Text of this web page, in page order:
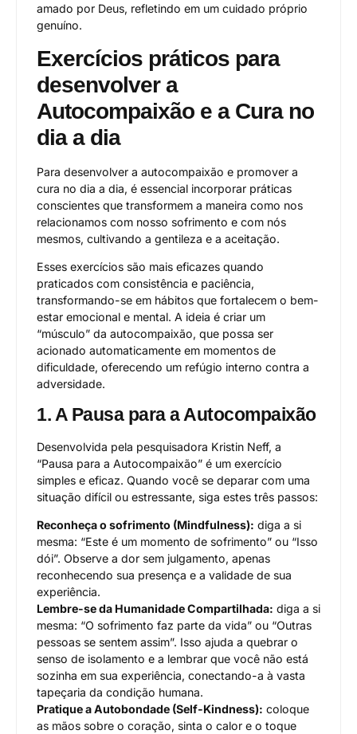
amado por Deus, refletindo em um cuidado próprio
genuíno.
Exercícios práticos para
desenvolver a
Autocompaixão e a Cura no
dia a dia
Para desenvolver a autocompaixão e promover a
cura no dia a dia, é essencial incorporar práticas
conscientes que transformem a maneira como nos
relacionamos com nosso sofrimento e com nós
mesmos, cultivando a gentileza e a aceitação.
Esses exercícios são mais eficazes quando
praticados com consistência e paciência,
transformando-se em hábitos que fortalecem o bem-
estar emocional e mental. A ideia é criar um
“músculo” da autocompaixão, que possa ser
acionado automaticamente em momentos de
dificuldade, oferecendo um refúgio interno contra a
adversidade.
1. A Pausa para a Autocompaixão
Desenvolvida pela pesquisadora Kristin Neff, a
“Pausa para a Autocompaixão” é um exercício
simples e eficaz. Quando você se deparar com uma
situação difícil ou estressante, siga estes três passos:
Reconheça o sofrimento (Mindfulness): diga a si
mesma: “Este é um momento de sofrimento” ou “Isso
dói”. Observe a dor sem julgamento, apenas
reconhecendo sua presença e a validade de sua
experiência.
Lembre-se da Humanidade Compartilhada: diga a si
mesma: “O sofrimento faz parte da vida” ou “Outras
pessoas se sentem assim”. Isso ajuda a quebrar o
senso de isolamento e a lembrar que você não está
sozinha em sua experiência, conectando-a à vasta
tapeçaria da condição humana.
Pratique a Autobondade (Self-Kindness): coloque
as mãos sobre o coração, sinta o calor e o toque